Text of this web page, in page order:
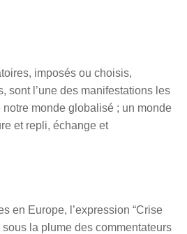
imposés ou choisis,
sont l’une des manifestations les
monde globalisé ; un monde
et repli, échange et
en Europe, l’expression “Crise
sous la plume des commentateurs